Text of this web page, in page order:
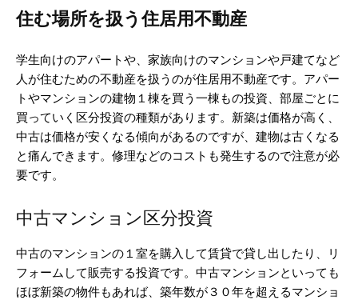
住む場所を扱う住居用不動産
学生向けのアパートや、家族向けのマンションや戸建てなど
人が住むための不動産を扱うのが住居用不動産です。アパー
トやマンションの建物１棟を買う一棟もの投資、部屋ごとに
買っていく区分投資の種類があります。新築は価格が高く、
中古は価格が安くなる傾向があるのですが、建物は古くなる
と痛んできます。修理などのコストも発生するので注意が必
要です。
中古マンション区分投資
中古のマンションの１室を購入して賃貸で貸し出したり、リ
フォームして販売する投資です。中古マンションといっても
ほぼ新築の物件もあれば、築年数が３０年を超えるマンショ